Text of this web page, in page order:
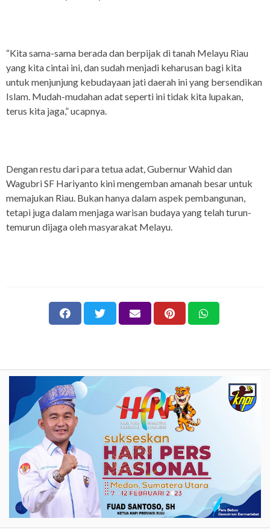
“Kita sama-sama berada dan berpijak di tanah Melayu Riau
yang kita cintai ini, dan sudah menjadi keharusan bagi kita
untuk menjunjung kebudayaan jati daerah ini yang bersendikan
Islam. Mudah-mudahan adat seperti ini tidak kita lupakan,
terus kita jaga,” ucapnya.
Dengan restu dari para tetua adat, Gubernur Wahid dan
Wagubri SF Hariyanto kini mengemban amanah besar untuk
memajukan Riau. Bukan hanya dalam aspek pembangunan,
tetapi juga dalam menjaga warisan budaya yang telah turun-
temurun dijaga oleh masyarakat Melayu.